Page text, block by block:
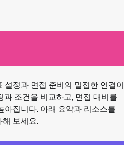
설정과 면접 준비의 밀접한 연결이
과 조건을 비교하고, 면접 대비를
아집니다. 아래 요약과 리소스를
해 보세요.